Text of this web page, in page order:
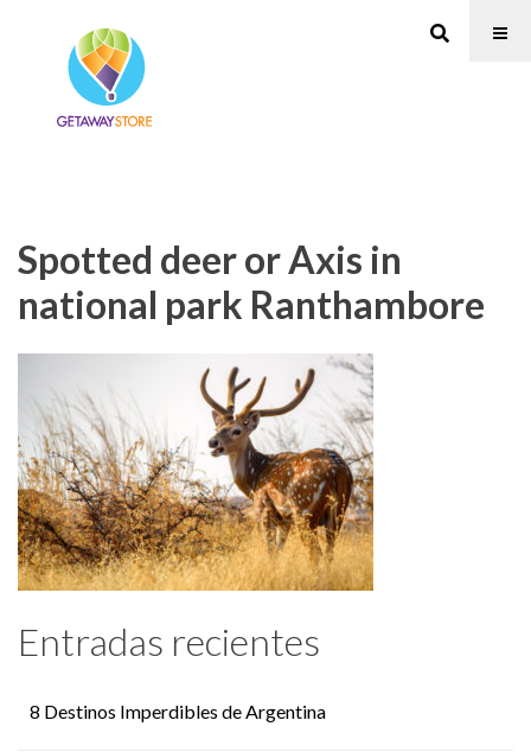
Spotted deer or Axis in
national park Ranthambore
Entradas recientes
8 Destinos Imperdibles de Argentina